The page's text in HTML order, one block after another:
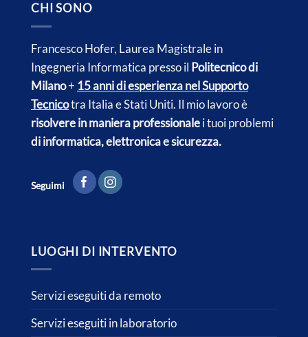
CHI SONO
Francesco Hofer, Laurea Magistrale in
Ingegneria Informatica presso il Politecnico di
Milano+ 15 anni di esperienza nel Supporto
Tecnicotra Italia eStati Uniti. Il mio lavoro è
risolvere in maniera professionalei tuoi problemi
di informatica, elettronica e sicurezza.
Seguimi
LUOGHI DI INTERVENTO
Servizi eseguiti da remoto
Servizi eseguiti in laboratorio